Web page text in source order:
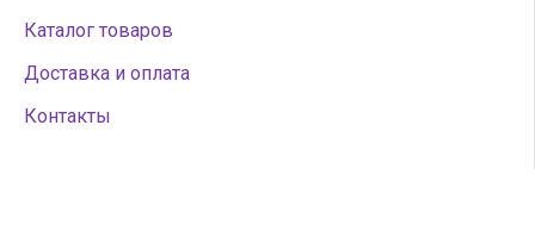
Каталог товаров
Доставка и оплата
Контакты